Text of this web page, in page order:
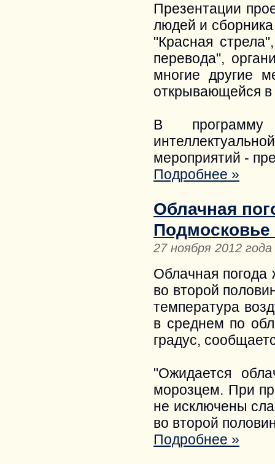
Презентации
людей и
"Красная
перевода",
многие другие
открывающейся
В программу
мероприятий -
Подробнее »
Облачная
Подмосковье
27 ноября 2012 года
Облачная погода
во второй
температура
в среднем по
градус,
"Ожидается
морозцем. При
не исключены
во второй
Подробнее »